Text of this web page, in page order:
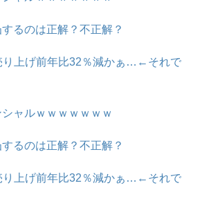
するのは正解？不正解？
り上げ前年比32％減かぁ…←それで
シャルｗｗｗｗｗｗｗ
するのは正解？不正解？
り上げ前年比32％減かぁ…←それで